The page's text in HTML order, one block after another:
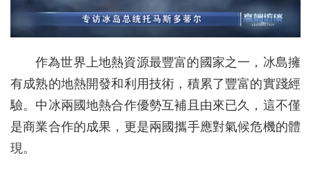
作為世界上地熱資源最豐富的國家之一，冰島擁
有成熟的地熱開發和利用技術，積累了豐富的實踐經
驗。中冰兩國地熱合作優勢互補且由來已久，這不僅
是商業合作的成果，更是兩國攜手應對氣候危機的體
現。